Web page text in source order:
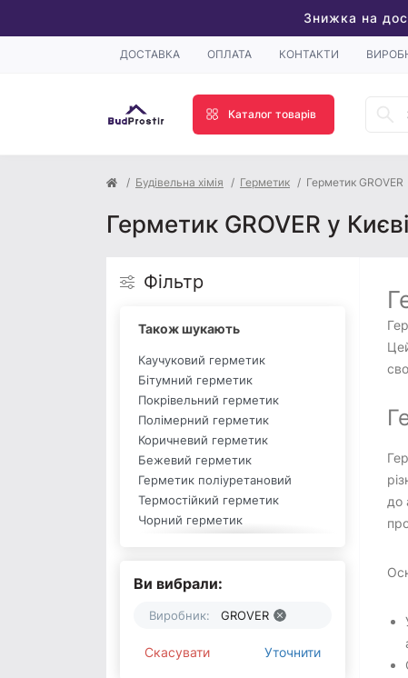
Знижка на
ДОСТАВКА ОПЛАТА КОНТАКТИ
Каталог товарів
Будівельна хімія Герметик Герметик GROVER
Герметик GROVER у Києві
Фільтр
Також шукають
Каучуковий герметик
Бітумний герметик
Покрівельний герметик
Полімерний герметик
Коричневий герметик
Бежевий герметик
Герметик поліуретановий
Термостійкий герметик
Чорний герметик
Червоний герметик
Акриловий герметик
Білий герметик
Ви вибрали:
Виробник: GROVER
Скасувати Уточнити
до